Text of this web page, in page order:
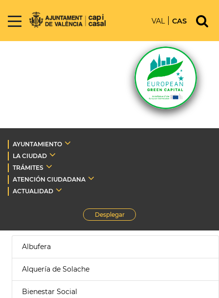
VAL CAS
AYUNTAMIENTO
LA CIUDAD
TRÁMITES
ATENCIÓN CIUDADANA
ACTUALIDAD
Desplegar
Albufera
Alquería de Solache
Bienestar Social